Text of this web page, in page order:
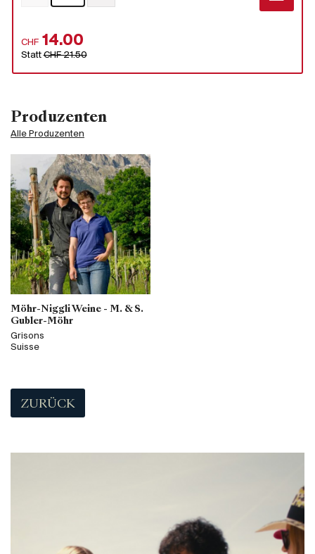
Produzenten
Alle Produzenten
Möhr-Niggli Weine - M. & S.
Gubler-Möhr
Grisons
Suisse
ZURÜCK
CHF 14.00
StattCHF 21.50